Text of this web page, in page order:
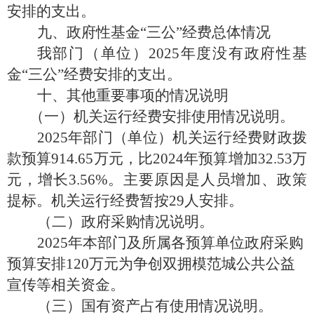
安排的支出。
九、政府性基金“三公”经费总体情况
我部门（单位） 2025年度没有政府性基
金“三公”经费安排的支出。
十、其他重要事项的情况说明
（一）机关运行经费安排使用情况说明。
2025年部门（单位）机关运行经费财政拨
款预算914.65万元，比2024年预算增加32.53万
元，增长3.56%。主要原因是人员增加、政策
提标。机关运行经费暂按29人安排。
（二）政府采购情况说明。
2025年本部门及所属各预算单位政府采购
预算安排120万元为争创双拥模范城公共公益
宣传等相关资金。
（三）国有资产占有使用情况说明。